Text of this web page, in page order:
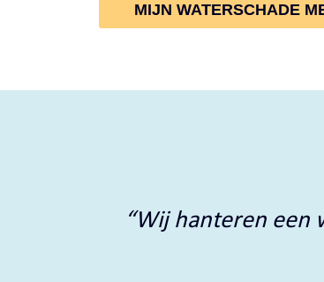
MIJN WATERSCHADE
“Wij hanteren een